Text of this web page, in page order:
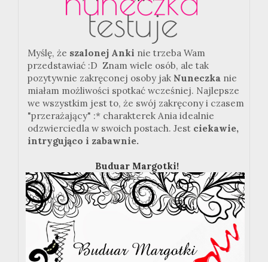
Myślę, że szalonej Anki nie trzeba Wam
przedstawiać :D Znam wiele osób, ale tak
pozytywnie zakręconej osoby jak Nuneczka nie
miałam możliwości spotkać wcześniej. Najlepsze
we wszystkim jest to, że swój zakręcony i czasem
"przerażający" :* charakterek Ania idealnie
odzwierciedla w swoich postach. Jest ciekawie,
intrygująco i zabawnie.
Buduar Margotki!